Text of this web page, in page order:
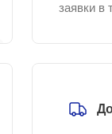
заявки в